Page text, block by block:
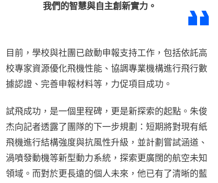
我們的智慧與自主創新實力。
目前，學校與社團已啟動申報支持工作，包括依託高
校專家資源優化飛機性能、協調專業機構進行飛行數
據認證、完善申報材料等，力促項目成功。
試飛成功，是一個里程碑，更是新探索的起點。朱俊
杰向記者透露了團隊的下一步規劃：短期將對現有紙
飛機進行結構強度與抗風性升級，並計劃嘗試涵道、
渦噴發動機等新型動力系統，探索更廣闊的航空未知
領域。而對於更長遠的個人未來，他已有了清晰的藍